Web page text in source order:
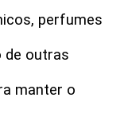
perfumes
de outras
manter o